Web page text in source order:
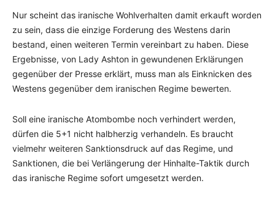
Nur scheint das iranische Wohlverhalten damit erkauft worden
zu sein, dass die einzige Forderung des Westens darin
bestand, einen weiteren Termin vereinbart zu haben. Diese
Ergebnisse, von Lady Ashton in gewundenen Erklärungen
gegenüber der Presse erklärt, muss man als Einknicken des
Westens gegenüber dem iranischen Regime bewerten.
Soll eine iranische Atombombe noch verhindert werden,
dürfen die 5+1 nicht halbherzig verhandeln. Es braucht
vielmehr weiteren Sanktionsdruck auf das Regime, und
Sanktionen, die bei Verlängerung der Hinhalte-Taktik durch
das iranische Regime sofort umgesetzt werden.